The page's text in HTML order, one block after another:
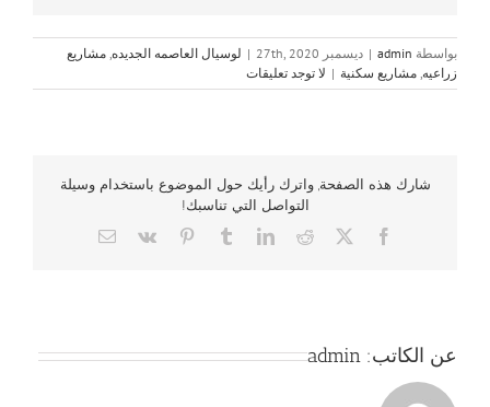
بواسطة admin
| ديسمبر 27th, 2020 | لوسيال العاصمه الجديده مشاريع
زراعيه مشاريع سكنية | لا توجد تعليقات
شارك هذه الصفحة, واترك رأيك حول الموضوع باستخدام وسيلة
التواصل التي تناسبك!
Facebook
X
Reddit
LinkedIn
Tumblr
Pinterest
Vk
Email
عن الكاتب: admin